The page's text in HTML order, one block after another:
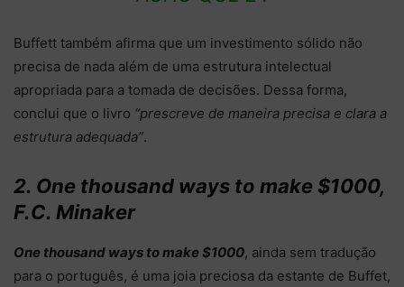
Buffett também afirma que um investimento sólido não
precisa de nada além de uma estrutura intelectual
apropriada para a tomada de decisões. Dessa forma,
conclui que o livro “prescreve de maneira precisa e clara a
estrutura adequada”.
2. One thousand ways to make $1000,
F.C. Minaker
One thousand ways to make $1000, ainda sem tradução
para o português, é uma joia preciosa da estante de Buffet,